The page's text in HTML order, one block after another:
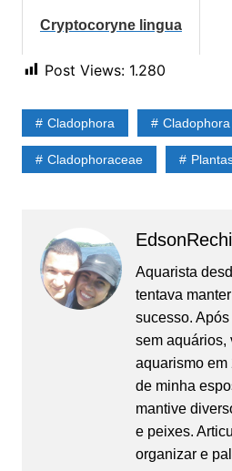
Cryptocoryne lingua
Post Views: 1.280
Cladophora
Cladophoraceae
EdsonRechi
Aquarista
tentava
sucesso.
sem aquários,
aquarismo em
de minha
mantive
e peixes.
organizar e